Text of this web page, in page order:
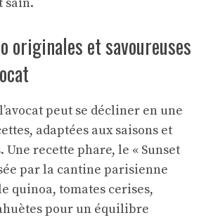
originales et savoureuses
peut se décliner en une
adaptées aux saisons et
Une recette phare, le « Sunset
par la cantine parisienne
quinoa, tomates cerises,
pour un équilibre